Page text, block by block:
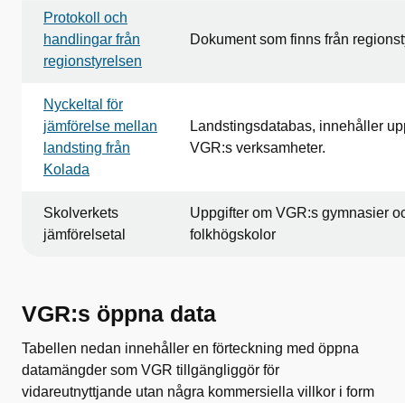
Protokoll och
handlingar från
regionstyrelsen
Dokument som finns från
Nyckeltal för
jämförelse mellan
landsting från
Kolada
Landstingsdatabas, innehåller
VGR:s verksamheter.
Skolverkets
jämförelsetal
Uppgifter om VGR:s gymnasier
folkhögskolor
VGR:s öppna data
Tabellen nedan innehåller en förteckning med öppna
datamängder som VGR tillgängliggör för
vidareutnyttjande utan några kommersiella villkor i form